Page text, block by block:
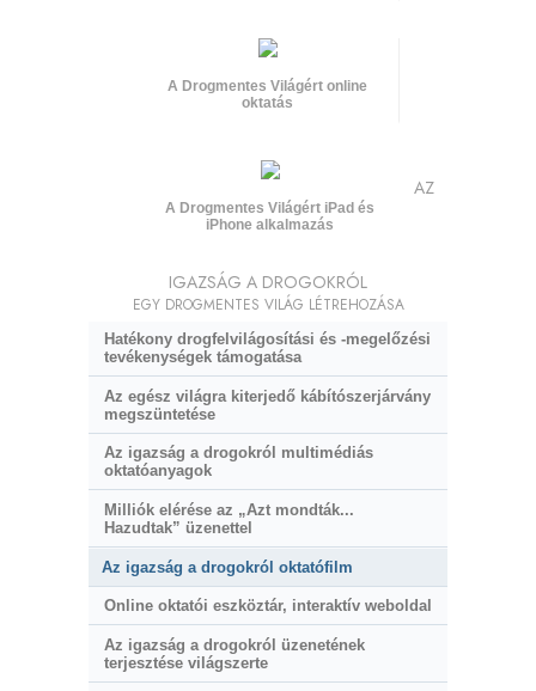
A Drogmentes Világért online
oktatás
A Drogmentes Világért iPad és
iPhone alkalmazás
AZ
IGAZSÁG A DROGOKRÓL
EGY DROGMENTES VILÁG LÉTREHOZÁSA
Hatékony drogfelvilágosítási és -megelőzési
tevékenységek támogatása
Az egész világra kiterjedő kábítószerjárvány
megszüntetése
Az igazság a drogokról multimédiás
oktatóanyagok
Milliók elérése az „Azt mondták...
Hazudtak” üzenettel
Az igazság a drogokról oktatófilm
Online oktatói eszköztár, interaktív weboldal
Az igazság a drogokról üzenetének
terjesztése világszerte